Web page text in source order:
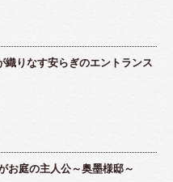
織りなす安らぎのエントランス
お庭の主人公～奥墨様邸～